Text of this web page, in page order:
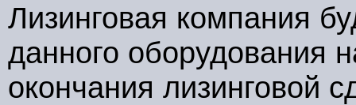
Лизинговая компания
данного оборудования
окончания лизинговой